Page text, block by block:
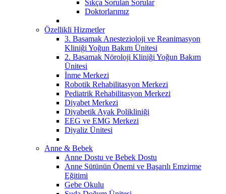
Sıkça Sorulan Sorular
Doktorlarımız
Özellikli Hizmetler
3. Basamak Anestezioloji ve Reanimasyon
Kliniği Yoğun Bakım Ünitesi
2. Basamak Nöroloji Kliniği Yoğun Bakım
Ünitesi
İnme Merkezi
Robotik Rehabilitasyon Merkezi
Pediatrik Rehabilitasyon Merkezi
Diyabet Merkezi
Diyabetik Ayak Polikliniği
EEG ve EMG Merkezi
Diyaliz Ünitesi
Anne & Bebek
Anne Dostu ve Bebek Dostu
Anne Sütünün Önemi ve Başarılı Emzirme
Eğitimi
Gebe Okulu